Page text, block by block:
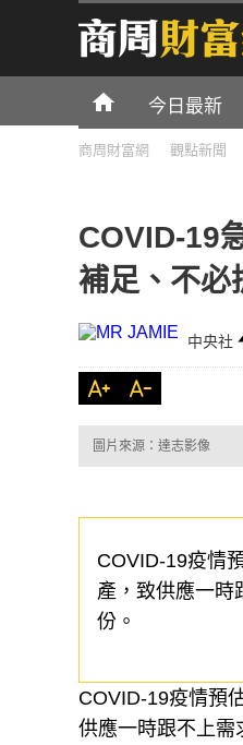
今日最新
商周財富網 觀點新聞
COVID-19
補足、不必
中央社
圖片來源：達志影像
COVID-19疫情
產，致供應一時
份。
COVID-19疫情預
供應一時跟不上需